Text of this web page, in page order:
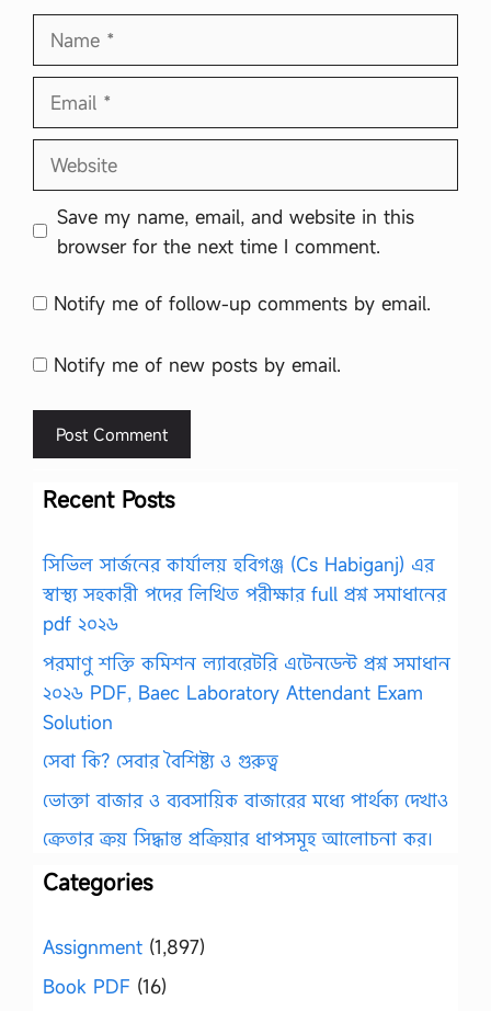
Name
Email
Website
Save my name, email, and website in this
browser for the next time I comment.
Notify me of follow-up comments by email.
Notify me of new posts by email.
Recent Posts
সিভিল সার্জনের কার্যালয় হবিগঞ্জ (Cs Habiganj) এর
স্বাস্থ্য সহকারী পদের লিখিত পরীক্ষার full প্রশ্ন সমাধানের
pdf ২০২৬
পরমাণু শক্তি কমিশন ল্যাবরেটরি এটেনডেন্ট প্রশ্ন সমাধান
২০২৬ PDF, Baec Laboratory Attendant Exam
Solution
সেবা কি? সেবার বৈশিষ্ট্য ও গুরুত্ব
ভোক্তা বাজার ও ব্যবসায়িক বাজারের মধ্যে পার্থক্য দেখাও
ক্রেতার ক্রয় সিদ্ধান্ত প্রক্রিয়ার ধাপসমূহ আলোচনা কর।
Categories
Assignment (1,897)
Book PDF (16)